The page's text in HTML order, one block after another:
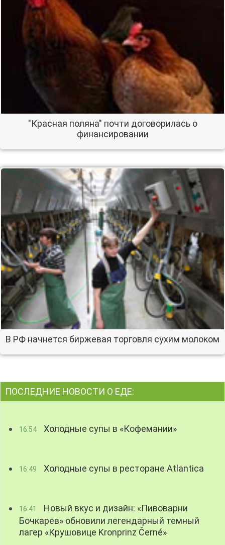
"Красная поляна" почти договорилась о
финансировании
В РФ начнется биржевая торговля сухим молоком
ПОСЛЕДНИЕ НОВОСТИ О ЕДЕ:
16:54 Холодные супы в «Кофемании»
16:49 Холодные супы в ресторане Atlantica
16:41
Новый вкус и дизайн: «Пивоварни
Бочкарев» обновили легендарный темный
лагер «Крушовице Kronprinz Černé»